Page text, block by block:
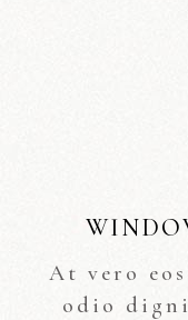
At vero
odio